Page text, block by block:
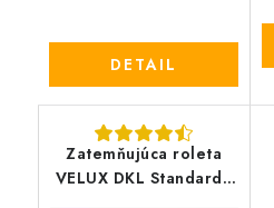
DETAIL
Zatemňujúca roleta
VELUX DKL Standard -